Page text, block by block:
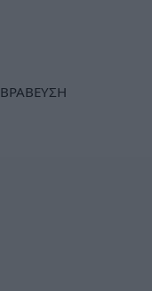
ΒΡΑΒΕΥΣΗ